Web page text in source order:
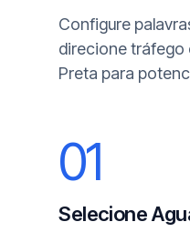
Configure
direcione tráfego
Preta para
01
Selecione